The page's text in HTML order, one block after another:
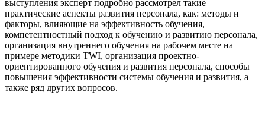
выступления эксперт подробно рассмотрел такие
практические аспекты развития персонала, как: методы и
факторы, влияющие на эффективность обучения,
компетентностный подход к обучению и развитию персонала,
организация внутреннего обучения на рабочем месте на
примере методики TWI, организация проектно-
ориентированного обучения и развития персонала, способы
повышения эффективности системы обучения и развития, а
также ряд других вопросов.